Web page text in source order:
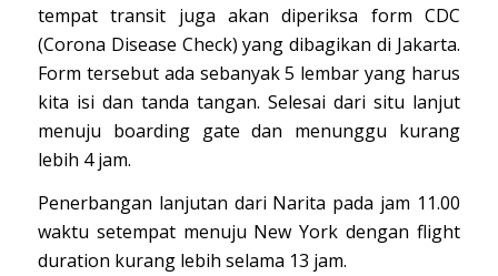
tempat transit juga akan diperiksa form CDC
(Corona Disease Check) yang dibagikan di Jakarta.
Form tersebut ada sebanyak 5 lembar yang harus
kita isi dan tanda tangan. Selesai dari situ lanjut
menuju boarding gate dan menunggu kurang
lebih 4 jam.
Penerbangan lanjutan dari Narita pada jam 11.00
waktu setempat menuju New York dengan flight
duration kurang lebih selama 13 jam.